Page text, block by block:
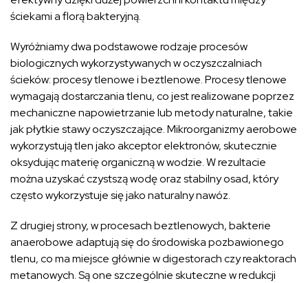
ściekami a florą bakteryjną.
Wyróżniamy dwa podstawowe rodzaje procesów
biologicznych wykorzystywanych w oczyszczalniach
ścieków: procesy tlenowe i beztlenowe. Procesy tlenowe
wymagają dostarczania tlenu, co jest realizowane poprzez
mechaniczne napowietrzanie lub metody naturalne, takie
jak płytkie stawy oczyszczające. Mikroorganizmy aerobowe
wykorzystują tlen jako akceptor elektronów, skutecznie
oksydując materię organiczną w wodzie. W rezultacie
można uzyskać czystszą wodę oraz stabilny osad, który
często wykorzystuje się jako naturalny nawóz.
Z drugiej strony, w procesach beztlenowych, bakterie
anaerobowe adaptują się do środowiska pozbawionego
tlenu, co ma miejsce głównie w digestorach czy reaktorach
metanowych. Są one szczególnie skuteczne w redukcji